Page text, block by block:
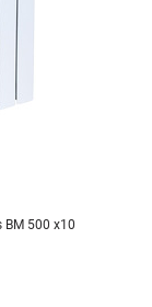
BM 500 х10